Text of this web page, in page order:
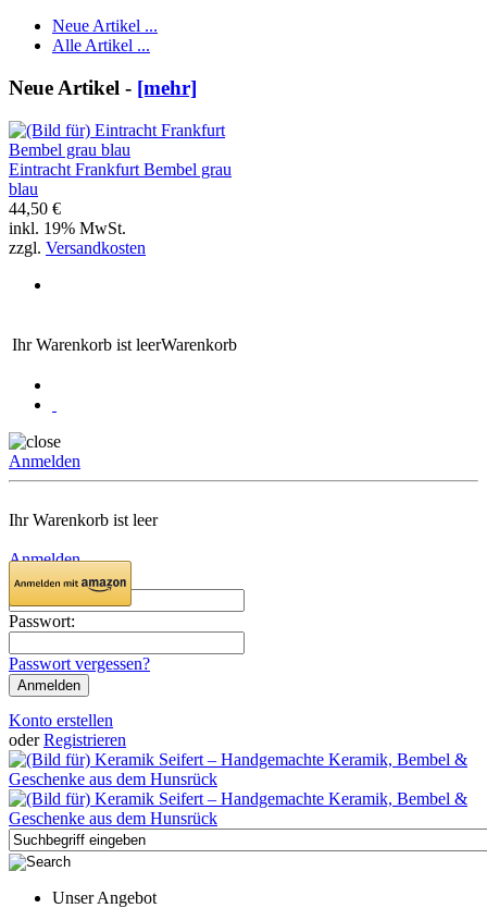
Neue Artikel ...
Alle Artikel ...
Neue Artikel - [mehr]
Eintracht Frankfurt Bembel grau
blau
44,50 €
inkl. 19% MwSt.
zzgl. Versandkosten
Ihr Warenkorb ist leerWarenkorb
Anmelden
Ihr Warenkorb ist leer
Anmelden
Email:
Passwort:
Passwort vergessen?
Konto erstellen
oder Registrieren
Unser Angebot